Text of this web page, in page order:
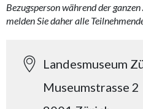
Bezugsperson während der
melden Sie daher alle
Landesmuseum
Museumstrasse 2